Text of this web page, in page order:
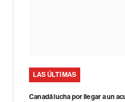
LAS ÚLTIMAS
Canadá lucha por llegar a un